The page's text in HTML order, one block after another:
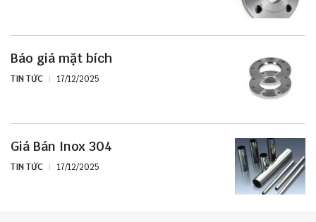
Báo giá mặt bích
TIN TỨC 17/12/2025
Giá Bán Inox 304
TIN TỨC 17/12/2025